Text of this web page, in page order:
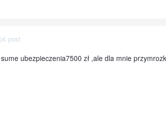
post
ubezpieczenia7500 zł ,ale dla mnie